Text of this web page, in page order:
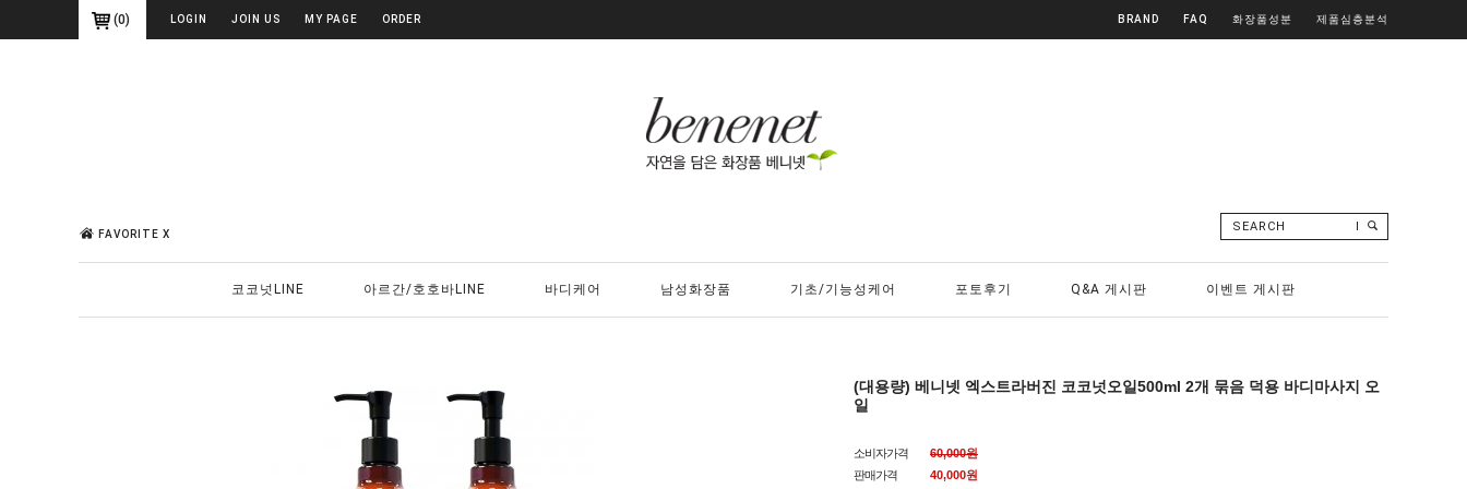
(0) LOGIN JOIN US MY PAGE ORDER BRAND FAQ 화장품성분 제품심층분석
FAVORITE X
SEARCH
코코넛LINE 아르간/호호바LINE 바디케어 남성화장품 기초/기능성케어 포토후기 Q&A 게시판 이벤트 게시판
(대용량) 베니넷 엑스트라버진 코코넛오일500ml 2개 묶음 덕용 바디마사지 오
일
소비자가격
60,000원
판매가격
40,000원